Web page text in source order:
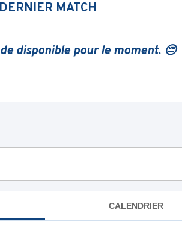
DERNIER MATCH
disponible pour le moment. 😔
CALENDRIER